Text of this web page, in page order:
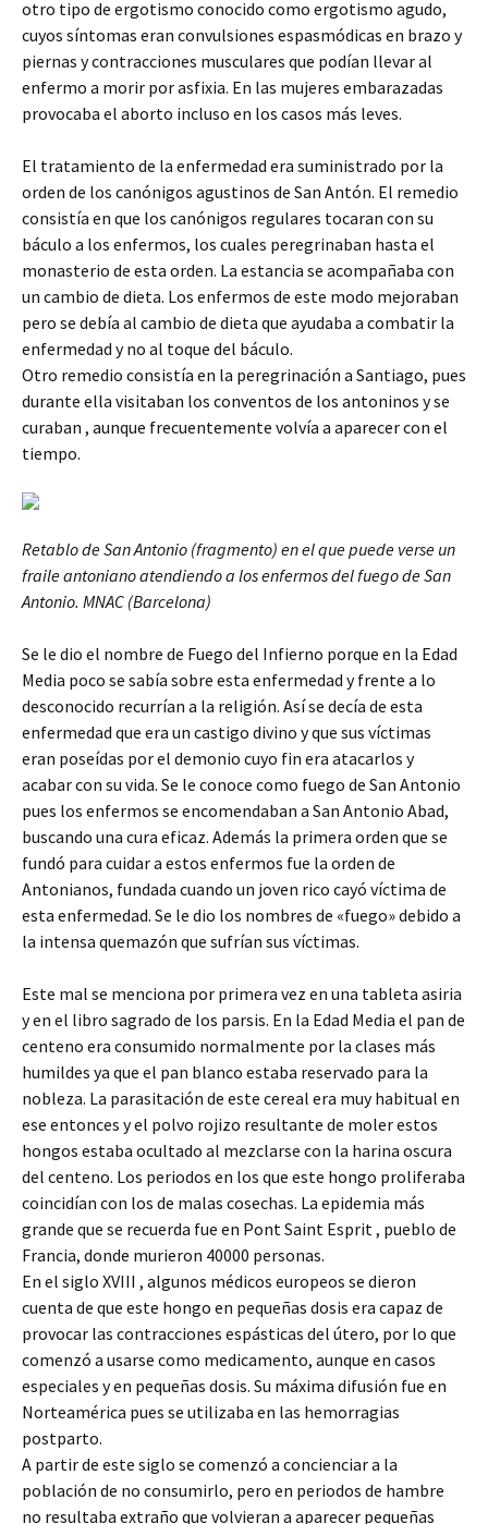
otro tipo de ergotismo conocido como ergotismo agudo,
cuyos síntomas eran convulsiones espasmódicas en brazo y
piernas y contracciones musculares que podían llevar al
enfermo a morir por asfixia. En las mujeres embarazadas
provocaba el aborto incluso en los casos más leves.
El tratamiento de la enfermedad era suministrado por la
orden de los canónigos agustinos de San Antón. El remedio
consistía en que los canónigos regulares tocaran con su
báculo a los enfermos, los cuales peregrinaban hasta el
monasterio de esta orden. La estancia se acompañaba con
un cambio de dieta. Los enfermos de este modo mejoraban
pero se debía al cambio de dieta que ayudaba a combatir la
enfermedad y no al toque del báculo.
Otro remedio consistía en la peregrinación a Santiago, pues
durante ella visitaban los conventos de los antoninos y se
curaban , aunque frecuentemente volvía a aparecer con el
tiempo.
Retablo de San Antonio (fragmento) en el que puede verse un
fraile antoniano atendiendo a los enfermos del fuego de San
Antonio. MNAC (Barcelona)
Se le dio el nombre de Fuego del Infierno porque en la Edad
Media poco se sabía sobre esta enfermedad y frente a lo
desconocido recurrían a la religión. Así se decía de esta
enfermedad que era un castigo divino y que sus víctimas
eran poseídas por el demonio cuyo fin era atacarlos y
acabar con su vida. Se le conoce como fuego de San Antonio
pues los enfermos se encomendaban a San Antonio Abad,
buscando una cura eficaz. Además la primera orden que se
fundó para cuidar a estos enfermos fue la orden de
Antonianos, fundada cuando un joven rico cayó víctima de
esta enfermedad. Se le dio los nombres de «fuego» debido a
la intensa quemazón que sufrían sus víctimas.
Este mal se menciona por primera vez en una tableta asiria
y en el libro sagrado de los parsis. En la Edad Media el pan de
centeno era consumido normalmente por la clases más
humildes ya que el pan blanco estaba reservado para la
nobleza. La parasitación de este cereal era muy habitual en
ese entonces y el polvo rojizo resultante de moler estos
hongos estaba ocultado al mezclarse con la harina oscura
del centeno. Los periodos en los que este hongo proliferaba
coincidían con los de malas cosechas. La epidemia más
grande que se recuerda fue en Pont Saint Esprit , pueblo de
Francia, donde murieron 40000 personas.
En el siglo XVIII , algunos médicos europeos se dieron
cuenta de que este hongo en pequeñas dosis era capaz de
provocar las contracciones espásticas del útero, por lo que
comenzó a usarse como medicamento, aunque en casos
especiales y en pequeñas dosis. Su máxima difusión fue en
Norteamérica pues se utilizaba en las hemorragias
postparto.
A partir de este siglo se comenzó a concienciar a la
población de no consumirlo, pero en periodos de hambre
no resultaba extraño que volvieran a aparecer pequeñas